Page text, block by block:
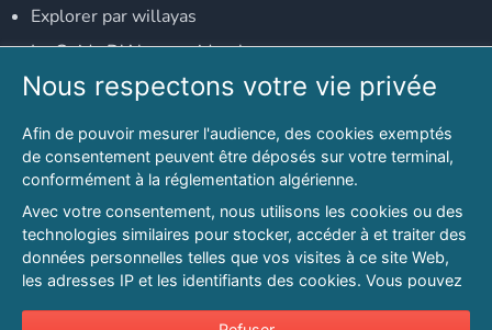
Explorer par willayas
Le Guide D'Alger, guide-alger.com
NOS RÉSEAUX SOCIAUX
Notre page Facebook
Notre page LinkedIn
Notre page Instagram
Notre page Twitter
Nous respectons votre vie privée
Afin de pouvoir mesurer l'audience, des cookies exemptés
de consentement peuvent être déposés sur votre terminal,
conformément à la réglementation algérienne.
Avec votre consentement, nous utilisons les cookies ou des
technologies similaires pour stocker, accéder à et traiter des
données personnelles telles que vos visites à ce site Web,
les adresses IP et les identifiants des cookies. Vous pouvez
sur l'intérêt légitime à tout moment en cliquant sur « Refuser